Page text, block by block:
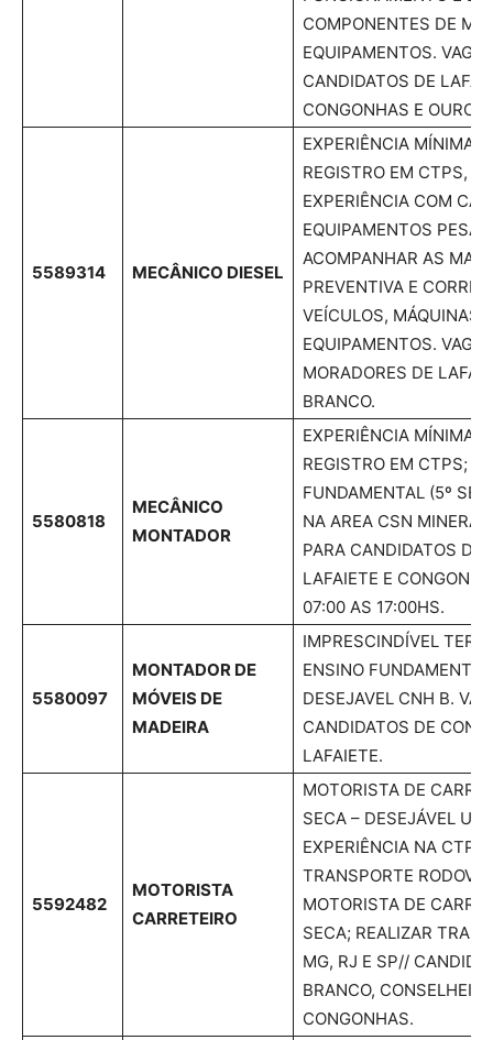
COMPONENTES DE
EQUIPAMENTOS.
CANDIDATOS DE
CONGONHAS E OURO
5589314 MECÂNICO DIESEL
EXPERIÊNCIA MÍNIMA
REGISTRO EM CTPS,
EXPERIÊNCIA COM
EQUIPAMENTOS
ACOMPANHAR AS
PREVENTIVA E
VEÍCULOS, MÁQUINAS E
EQUIPAMENTOS. VAGA
MORADORES DE
BRANCO.
5580818
MECÂNICO
MONTADOR
EXPERIÊNCIA MÍNIMA
REGISTRO EM CTPS;
FUNDAMENTAL (5º
NA AREA CSN
PARA CANDIDATOS DE
LAFAIETE E
07:00 AS 17:00HS.
5580097
MONTADOR DE
MÓVEIS DE
MADEIRA
IMPRESCINDÍVEL TER
ENSINO
DESEJAVEL CNH B.
CANDIDATOS DE
LAFAIETE.
5592482
MOTORISTA
CARRETEIRO
MOTORISTA DE
SECA – DESEJÁVEL UM
EXPERIÊNCIA NA CTPS
TRANSPORTE
MOTORISTA DE
SECA; REALIZAR
MG, RJ E SP//
BRANCO,
CONGONHAS.